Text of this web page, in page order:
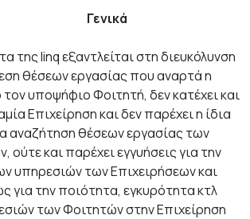
Γενικά
της linq εξαντλείται στη διευκόλυνση
θέσεων εργασίας που αναρτά η
υποψήφιο Φοιτητή, δεν κατέχει και
Επιχείρηση και δεν παρέχει η ίδια
αναζήτηση θέσεων εργασίας των
ούτε και παρέχει εγγυήσεις για την
υπηρεσιών των Επιχειρήσεων και
για την ποιότητα, εγκυρότητα κτλ
των Φοιτητών στην Επιχείρηση